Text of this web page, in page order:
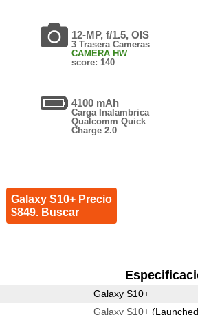
12-MP, f/1.5, OIS
3 Trasera Cameras
CAMERA HW
score: 140
4100 mAh
Carga Inalambrica
Qualcomm Quick
Charge 2.0
Galaxy S10+ Precio
$849. Buscar
Galaxy S10+
Galaxy S10+